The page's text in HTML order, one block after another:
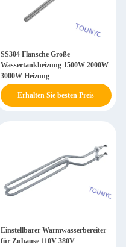
SS304 Flansche Große
Wassertankheizung 1500W 2000W
3000W Heizung
Erhalten Sie besten Preis
Einstellbarer Warmwasserbereiter
für Zuhause 110V-380V